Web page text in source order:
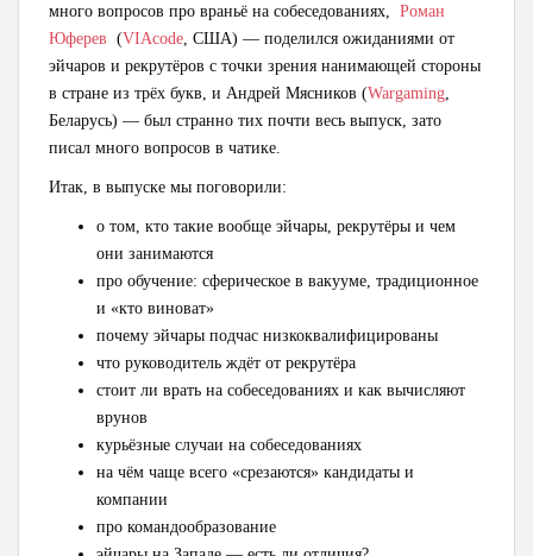
много вопросов про враньё на собеседованиях, Роман
Юферев (VIAcode, США) — поделился ожиданиями от
эйчаров и рекрутёров с точки зрения нанимающей стороны
в стране из трёх букв, и Андрей Мясников (Wargaming,
Беларусь) — был странно тих почти весь выпуск, зато
писал много вопросов в чатике.
Итак, в выпуске мы поговорили:
о том, кто такие вообще эйчары, рекрутёры и чем
они занимаются
про обучение: сферическое в вакууме, традиционное
и «кто виноват»
почему эйчары подчас низкоквалифицированы
что руководитель ждёт от рекрутёра
стоит ли врать на собеседованиях и как вычисляют
врунов
курьёзные случаи на собеседованиях
на чём чаще всего «срезаются» кандидаты и
компании
про командообразование